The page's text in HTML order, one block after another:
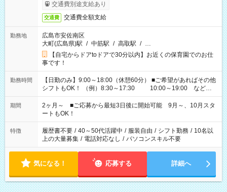
交通費別途支給あり
交通費 交通費全額支給
勤務地
広島市安佐南区
大町(広島県)駅 / 中筋駅 / 高取駅 / …
【自宅からドアtoドアで30分以内】お近くの保育園でのお仕
事です！
勤務時間
【日勤のみ】9:00～18:00（休憩60分） ■ご希望があればその他
シフトもOK！ （例）8:30～17:30 10:00～19:00 など
「家族とお休みを合わせたい」 「余裕を持って夕飯の準備がし
たい」 「できれば残業はしたくない」 など、ご希望があれば教
えてくださいね。 ※Wワーク希望の方へ 今ご覧のお仕事で希望
する勤務時間と、もう1つのお仕事の勤務時間。 合計で週40時
間を超える場合は応募できません
期間
2ヶ月～ ■ご応募から最短3日後に開始可能 9月～、10月スタ
ートもOK！
特徴 履歴書不要 / 40～50代活躍中 / 服装自由 / シフト勤務 / 10名以
上の大量募集 / 電話対応なし / パソコンスキル不要
気になる！ 応募する 詳細へ